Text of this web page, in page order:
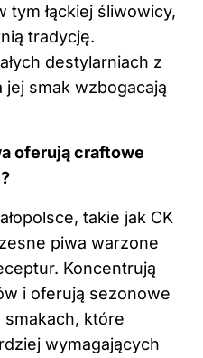
tym łąckiej śliwowicy,
tradycję.
destylarniach z
smak wzbogacają
oferują craftowe
takie jak CK
piwa warzone
Koncentrują
i oferują sezonowe
które
wymagających